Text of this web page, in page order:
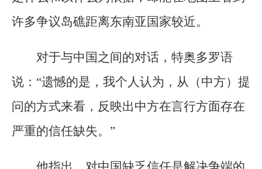
许多争议岛礁距离东南亚国家较近。
对于与中国之间的对话，特奥多罗语
说：“遗憾的是，我个人认为，从（中方）提
问的方式来看，反映出中方在言行方面存在
严重的信任缺失。”